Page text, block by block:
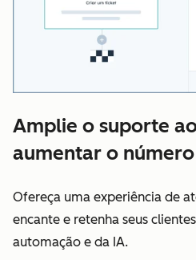
Amplie o suporte
aumentar o
Ofereça uma experiência de
encante e retenha seus
automação e da IA.